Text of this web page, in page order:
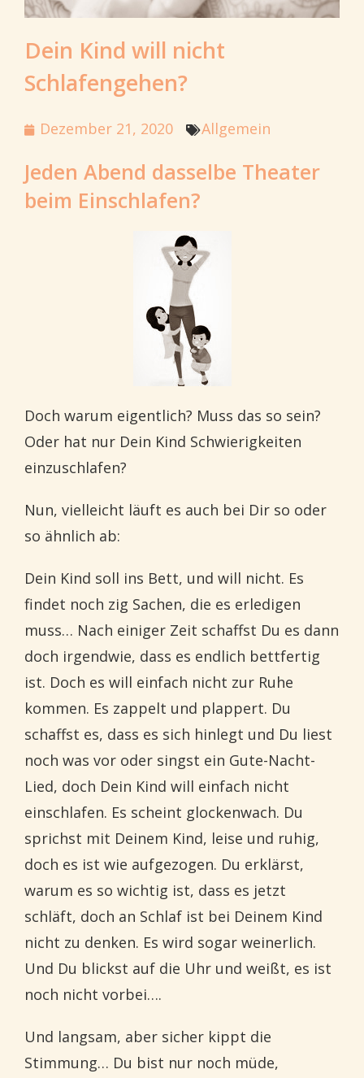
Dein Kind will nicht
Schlafengehen?
Dezember 21, 2020 Allgemein
Jeden Abend dasselbe Theater
beim Einschlafen?
Doch warum eigentlich? Muss das so sein?
Oder hat nur Dein Kind Schwierigkeiten
einzuschlafen?
Nun, vielleicht läuft es auch bei Dir so oder
so ähnlich ab:
Dein Kind soll ins Bett, und will nicht. Es
findet noch zig Sachen, die es erledigen
muss… Nach einiger Zeit schaffst Du es dann
doch irgendwie, dass es endlich bettfertig
ist. Doch es will einfach nicht zur Ruhe
kommen. Es zappelt und plappert. Du
schaffst es, dass es sich hinlegt und Du liest
noch was vor oder singst ein Gute-Nacht-
Lied, doch Dein Kind will einfach nicht
einschlafen. Es scheint glockenwach. Du
sprichst mit Deinem Kind, leise und ruhig,
doch es ist wie aufgezogen. Du erklärst,
warum es so wichtig ist, dass es jetzt
schläft, doch an Schlaf ist bei Deinem Kind
nicht zu denken. Es wird sogar weinerlich.
Und Du blickst auf die Uhr und weißt, es ist
noch nicht vorbei….
Und langsam, aber sicher kippt die
Stimmung… Du bist nur noch müde,